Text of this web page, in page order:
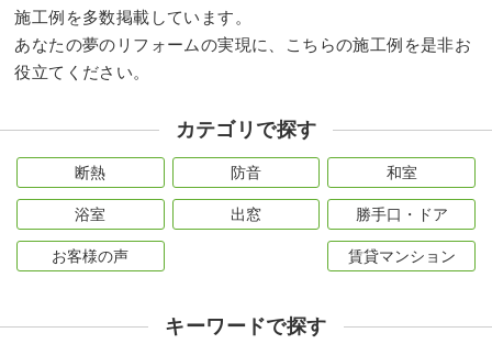
施工例を多数掲載しています。
あなたの夢のリフォームの実現に、こちらの施工例を是非お
役立てください。
カテゴリで探す
断熱 防音 和室
浴室 出窓 勝手口・ドア
お客様の声 賃貸マンション
キーワードで探す